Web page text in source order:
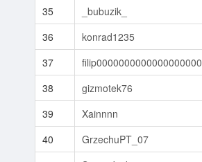
35
_bubuzik_
36
konrad1235
37
filip0000000000000000000
38
gizmotek76
39
Xainnnn
40
GrzechuPT_07